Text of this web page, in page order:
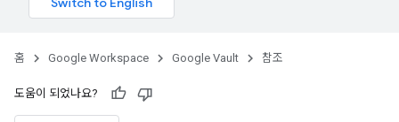
홈 Google Workspace Google Vault 참조
도움이 되었나요?